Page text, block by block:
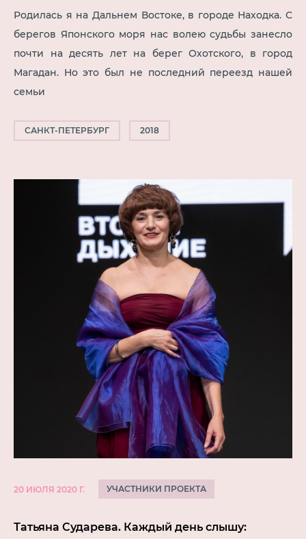
Родилась я на Дальнем Востоке, в городе Находка. С
берегов Японского моря нас волею судьбы занесло
почти на десять лет на берег Охотского, в город
Магадан. Но это был не последний переезд нашей
семьи
САНКТ-ПЕТЕРБУРГ 2018
20 ИЮЛЯ 2020 Г. УЧАСТНИКИ ПРОЕКТА
Татьяна Сударева. Каждый день слышу: